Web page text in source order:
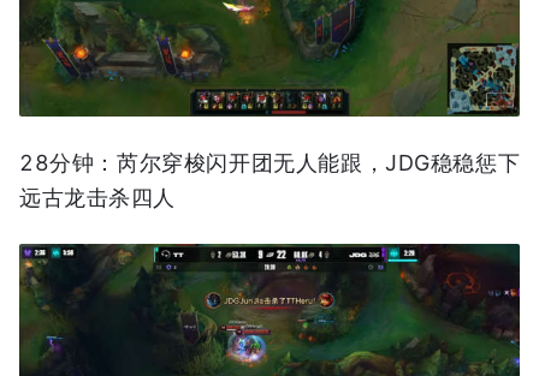
28分钟：芮尔穿梭闪开团无人能跟，JDG稳稳惩下
远古龙击杀四人